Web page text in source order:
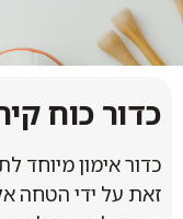
כדור כוח
כדור אימון מיוחד
זאת על ידי הטחה